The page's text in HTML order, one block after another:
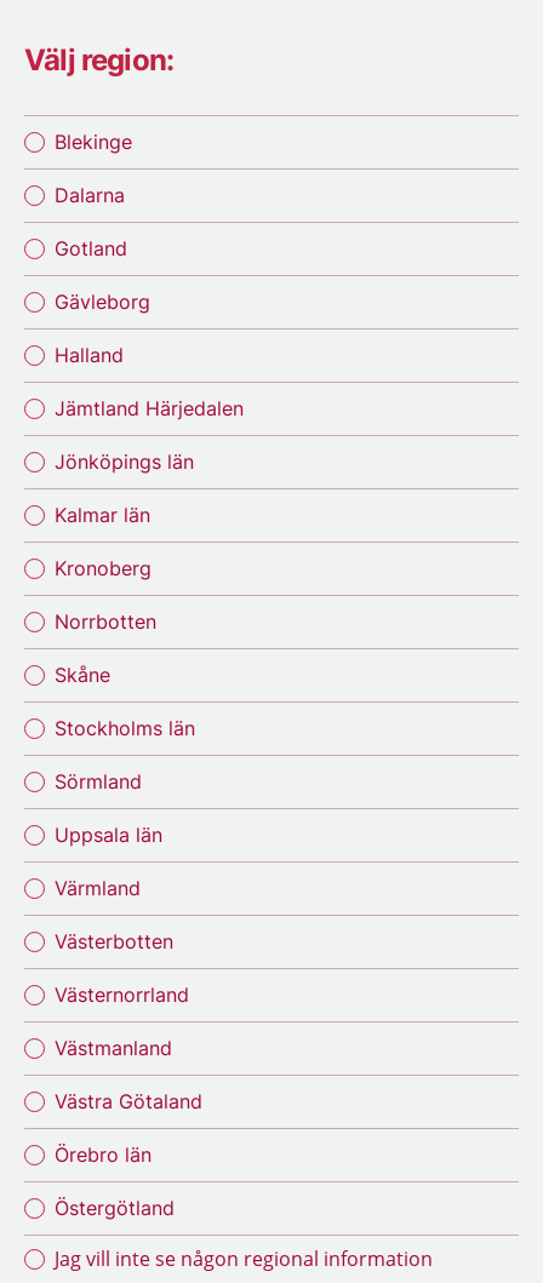
Välj region:
Blekinge
Dalarna
Gotland
Gävleborg
Halland
Jämtland Härjedalen
Jönköpings län
Kalmar län
Kronoberg
Norrbotten
Skåne
Stockholms län
Sörmland
Uppsala län
Värmland
Västerbotten
Västernorrland
Västmanland
Västra Götaland
Örebro län
Östergötland
Jag vill inte se någon regional information